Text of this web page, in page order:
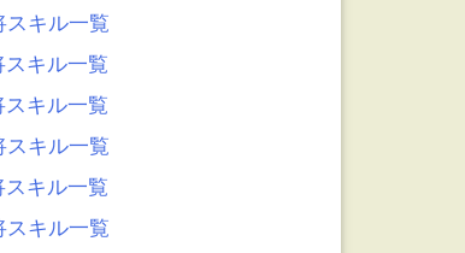
キル一覧
キル一覧
キル一覧
キル一覧
キル一覧
キル一覧